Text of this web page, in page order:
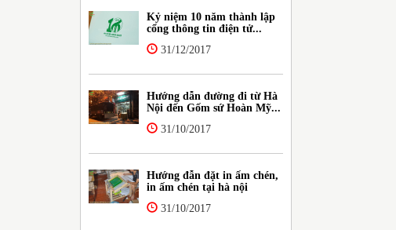
Kỷ niệm 10 năm thành lập
cổng thông tin điện tử...
31/12/2017
Hướng dẫn đường đi từ Hà
Nội đến Gốm sứ Hoàn Mỹ...
31/10/2017
Hướng đẫn đặt in ấm chén,
in ấm chén tại hà nội
31/10/2017